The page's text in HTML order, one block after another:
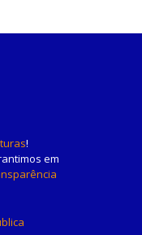
!
em